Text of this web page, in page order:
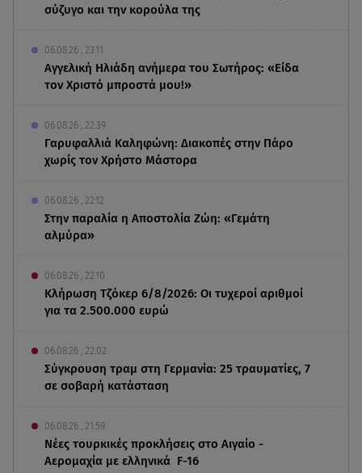
σύζυγο και την κορούλα της
06.08.26 , 23:11
Αγγελική Ηλιάδη ανήμερα του Σωτήρος: «Είδα
τον Χριστό μπροστά μου!»
06.08.26 , 22:39
Γαρυφαλλιά Καληφώνη: Διακοπές στην Πάρο
χωρίς τον Χρήστο Μάστορα
06.08.26 , 22:12
Στην παραλία η Αποστολία Ζώη: «Γεμάτη
αλμύρα»
06.08.26 , 22:10
Κλήρωση Τζόκερ 6/8/2026: Οι τυχεροί αριθμοί
για τα 2.500.000 ευρώ
06.08.26 , 22:02
Σύγκρουση τραμ στη Γερμανία: 25 τραυματίες, 7
σε σοβαρή κατάσταση
06.08.26 , 21:59
Νέες τουρκικές προκλήσεις στο Αιγαίο -
Αερομαχία με ελληνικά F-16